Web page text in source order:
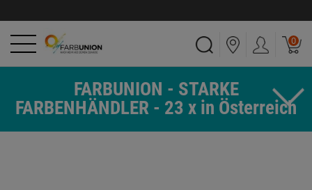
0
FARBUNION - STARKE
FARBENHÄNDLER - 23 x in Österreich